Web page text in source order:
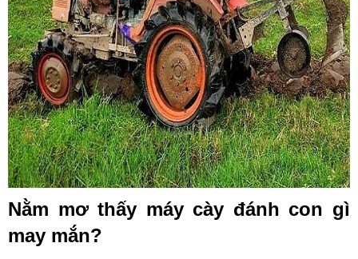
Nằm mơ thấy máy cày đánh con gì
may mắn?